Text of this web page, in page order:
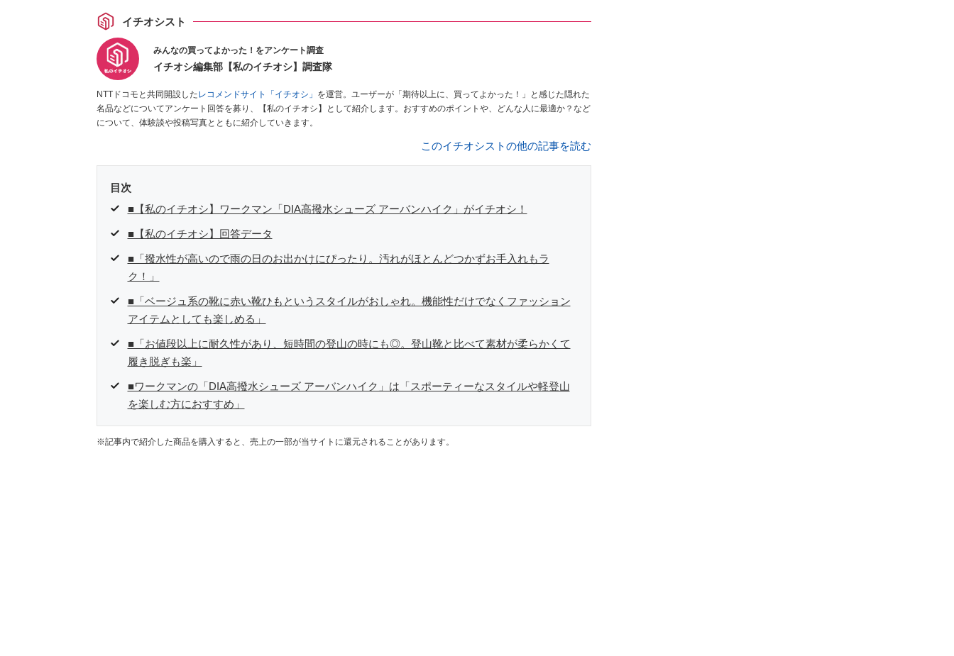
イチオシスト
みんなの買ってよかった！をアンケート調査
イチオシ編集部【私のイチオシ】調査隊
NTTドコモと共同開設したレコメンドサイト「イチオシ」 を運営。ユーザーが「期待以上に、買ってよかった！」と感じた隠れた
名品などについてアンケート回答を募り、【私のイチオシ】として紹介します。おすすめのポイントや、どんな人に最適か？など
について、体験談や投稿写真とともに紹介していきます。
このイチオシストの他の記事を読む
目次
■【私のイチオシ】ワークマン「DIA高撥水シューズ アーバンハイク」がイチオシ！
■【私のイチオシ】回答データ
■「撥水性が高いので雨の日のお出かけにぴったり。汚れがほとんどつかずお手入れもラ
ク！」
■「ベージュ系の靴に赤い靴ひもというスタイルがおしゃれ。機能性だけでなくファッション
アイテムとしても楽しめる」
■「お値段以上に耐久性があり、短時間の登山の時にも◎。登山靴と比べて素材が柔らかくて
履き脱ぎも楽」
■ワークマンの「DIA高撥水シューズ アーバンハイク」は「スポーティーなスタイルや軽登山
を楽しむ方におすすめ」
※記事内で紹介した商品を購入すると、売上の一部が当サイトに還元されることがあります。